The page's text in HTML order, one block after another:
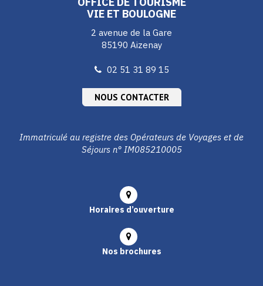
VIE ET BOULOGNE
2 avenue de la Gare
85190 Aizenay
02 51 31 89 15
NOUS CONTACTER
Immatriculé au registre des Opérateurs de Voyages et de
Séjours n° IM085210005
Horaires d’ouverture
Nos brochures